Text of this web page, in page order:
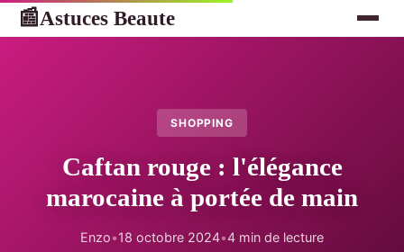
📰Astuces Beaute
SHOPPING
Caftan rouge : l'élégance
marocaine à portée de main
Enzo•18 octobre 2024•4 min de lecture